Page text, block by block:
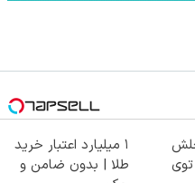
۱ میلیارد اعتبار خرید
طلا | بدون ضامن و